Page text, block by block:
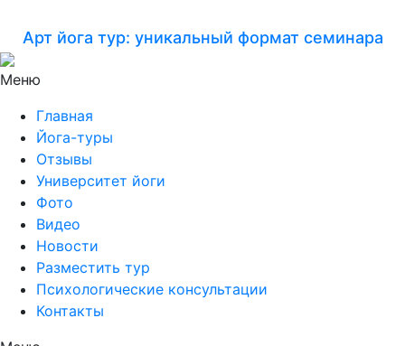
Арт йога тур: уникальный формат семинара
Меню
Главная
Йога-туры
Отзывы
Университет йоги
Фото
Видео
Новости
Разместить тур
Психологические консультации
Контакты